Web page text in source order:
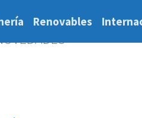
Renovables